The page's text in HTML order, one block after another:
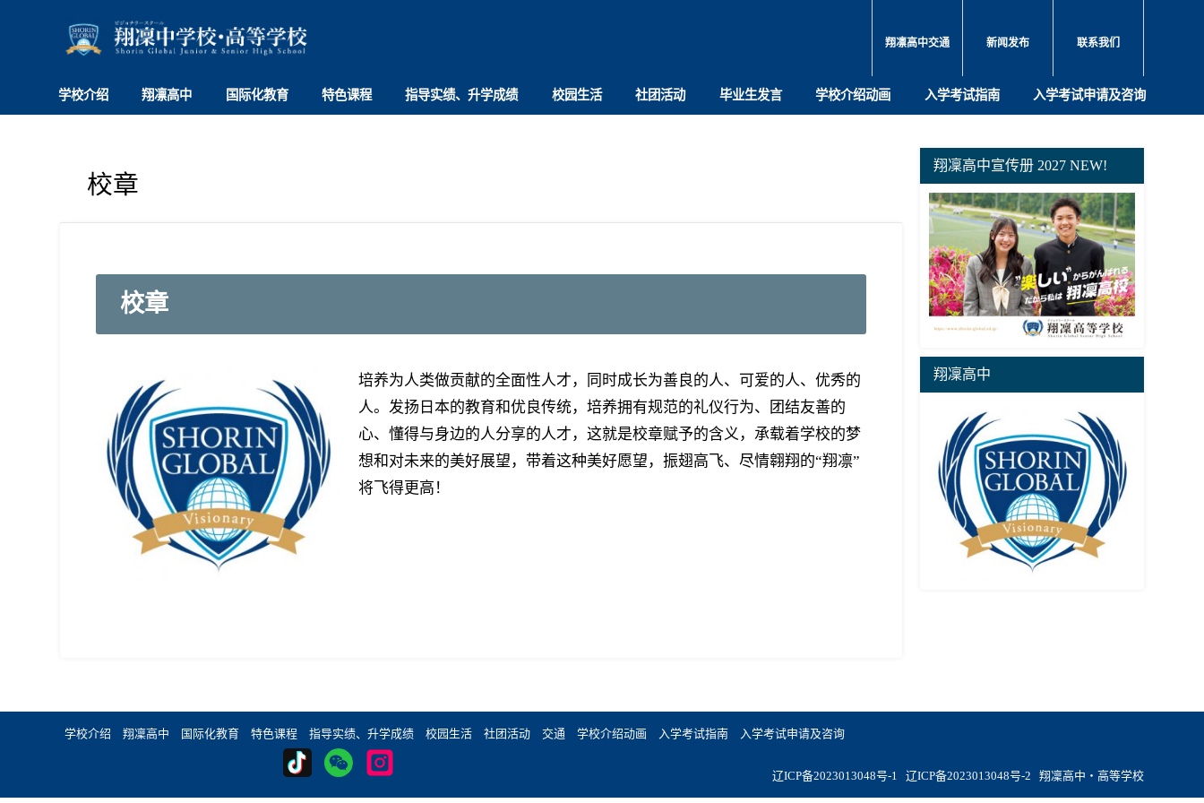
翔凛高中交通 新闻发布 联系我们
学校介绍 翔凛高中 国际化教育 特色课程 指导实绩、升学成绩 校园生活 社团活动 毕业生发言 学校介绍动画 入学考试指南 入学考试申请及咨询
校章
校章
培养为人类做贡献的全面性人才，同时成长为善良的人、可爱的人、优秀的
人。发扬日本的教育和优良传统，培养拥有规范的礼仪行为、团结友善的
心、懂得与身边的人分享的人才，这就是校章赋予的含义，承载着学校的梦
想和对未来的美好展望，带着这种美好愿望，振翅高飞、尽情翱翔的“翔凛”
将飞得更高！
翔凜高中宣传册 2027 NEW!
翔凜高中
学校介绍 翔凜高中 国际化教育 特色课程 指导实绩、升学成绩 校园生活 社团活动 交通 学校介绍动画 入学考试指南 入学考试申请及咨询
辽ICP备2023013048号-1 辽ICP备2023013048号-2 翔凜高中・高等学校